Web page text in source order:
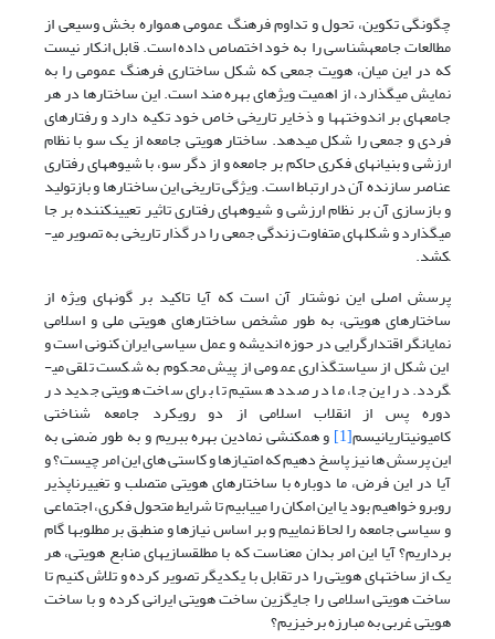
چگونگى تکوین، تحول و تداوم فرهنگ عمومی همواره بخش وسیعی از
مطالعات جامعه­شناسی را به خود اختصاص داده است. قابل انکار نیست
که در این میان، هویت جمعی که شکل ساختاری فرهنگ عمومی را به
نمایش می­گذارد، از اهمیت ویژه­ای بهره مند است. این ساختارها در هر
جامعه­ای بر اندوخته­ها و ذخایر تاریخی خاص خود تکیه دارد و رفتارهای
فردی و جمعی را شکل می­دهد. ساختار هویتی جامعه از یک سو با نظام
ارزشی و بنیان­های فکری حاکم بر جامعه و از دگر سو، با شیوه­های رفتاری
عناصر سازنده آن در ارتباط است. ویژگی تاریخی این ساختارها و بازتولید
و بازسازی آن بر نظام ارزشی و شیوه­های رفتاری تاثیر تعیین­کننده بر جا
می­گذارد و شکل­های متفاوت زندگی جمعی را در گذار تاریخی به تصویر می­
کشد.
پرسش اصلی این نوشتار آن است که آیا تاکید بر گونه­ای ویژه از
ساختارهای هویتی، به طور مشخص ساختارهای هویتی ملی و اسلامی
نمایانگر اقتدارگرایی در حوزه اندیشه و عمل سیاسی ایران کنونی است و
این شکل از سیاستگذاری عمومی از پیش محکوم به شکست تلقی می­
گردد. در این جا، ما در صدد هستیم تا برای ساخت هویتی جدید در
دوره پس از انقلاب اسلامی از دو رویکرد جامعه شناختی
کامیونیتاریانیسم[1] و همکنشی نمادین بهره ببریم و به طور ضمنی به
این پرسش ها نیز پاسخ دهیم که امتیازها و کاستی های این امر چیست؟ و
آیا در این فرض، ما دوباره با ساختارهای هویتی متصلب و تغییرناپذیر
روبرو خواهیم بود یا این امکان را می­یابیم تا شرایط متحول فکری، اجتماعی
و سیاسی جامعه را لحاظ نماییم و بر اساس نیازها و منطبق بر مطلوب­ها گام
برداریم؟ آیا این امر بدان معناست که با مطلق­سازی­های منابع هویتی، هر
یک از ساخت­های هویتی را در تقابل با یکدیگر تصویر کرده و تلاش کنیم تا
ساخت هویتی اسلامی را جایگزین ساخت هویتی ایرانی کرده و با ساخت
هویتی غربی به مبارزه برخیزیم؟